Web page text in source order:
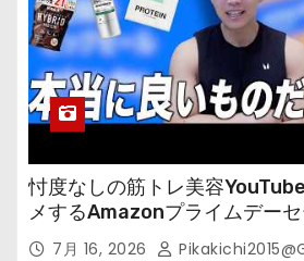
忖度なしの筋トレ美容
メするAmazonプライムデー
の 7月 16, 2026